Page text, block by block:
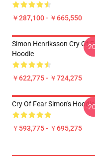
￥287,100 - ￥665,550
Simon Henriksson Cry Of
Hoodie
￥622,775 - ￥724,275
-
Cry Of Fear Simon's Hoodie
￥593,775 - ￥695,275
-